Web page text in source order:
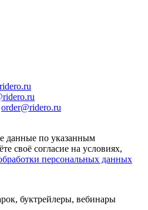
order@ridero.ru
данные по указанным
своё согласие на условиях,
персональных данных
буктрейлеры, вебинары